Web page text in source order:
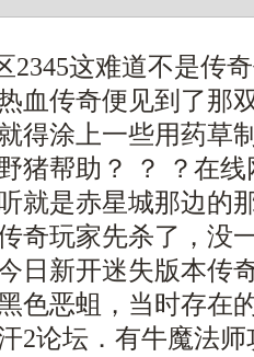
2345这难道不是传
传奇便见到了那
得涂上一些用药草
猪帮助？ ？ ？在
就是赤星城那边的
奇玩家先杀了，没
日新开迷失版本传
色恶蛆，当时存在
2论坛．有牛魔法